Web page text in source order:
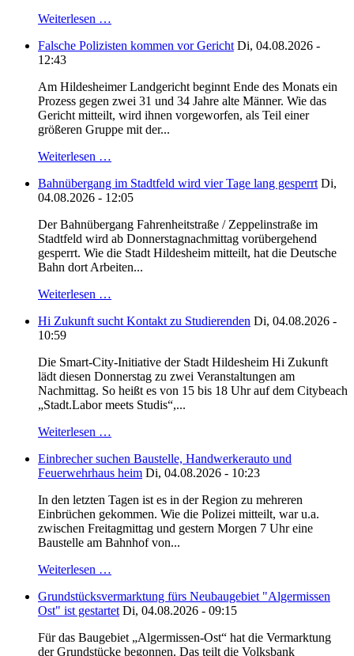
Weiterlesen …
Falsche Polizisten kommen vor Gericht Di, 04.08.2026 -
12:43
Am Hildesheimer Landgericht beginnt Ende des Monats ein
Prozess gegen zwei 31 und 34 Jahre alte Männer. Wie das
Gericht mitteilt, wird ihnen vorgeworfen, als Teil einer
größeren Gruppe mit der...
Weiterlesen …
Bahnübergang im Stadtfeld wird vier Tage lang gesperrt Di,
04.08.2026 - 12:05
Der Bahnübergang Fahrenheitstraße / Zeppelinstraße im
Stadtfeld wird ab Donnerstagnachmittag vorübergehend
gesperrt. Wie die Stadt Hildesheim mitteilt, hat die Deutsche
Bahn dort Arbeiten...
Weiterlesen …
Hi Zukunft sucht Kontakt zu Studierenden Di, 04.08.2026 -
10:59
Die Smart-City-Initiative der Stadt Hildesheim Hi Zukunft
lädt diesen Donnerstag zu zwei Veranstaltungen am
Nachmittag. So heißt es von 15 bis 18 Uhr auf dem Citybeach
„Stadt.Labor meets Studis“,...
Weiterlesen …
Einbrecher suchen Baustelle, Handwerkerauto und
Feuerwehrhaus heim Di, 04.08.2026 - 10:23
In den letzten Tagen ist es in der Region zu mehreren
Einbrüchen gekommen. Wie die Polizei mitteilt, war u.a.
zwischen Freitagmittag und gestern Morgen 7 Uhr eine
Baustelle am Bahnhof von...
Weiterlesen …
Grundstücksvermarktung fürs Neubaugebiet "Algermissen
Ost" ist gestartet Di, 04.08.2026 - 09:15
Für das Baugebiet „Algermissen-Ost“ hat die Vermarktung
der Grundstücke begonnen. Das teilt die Volksbank